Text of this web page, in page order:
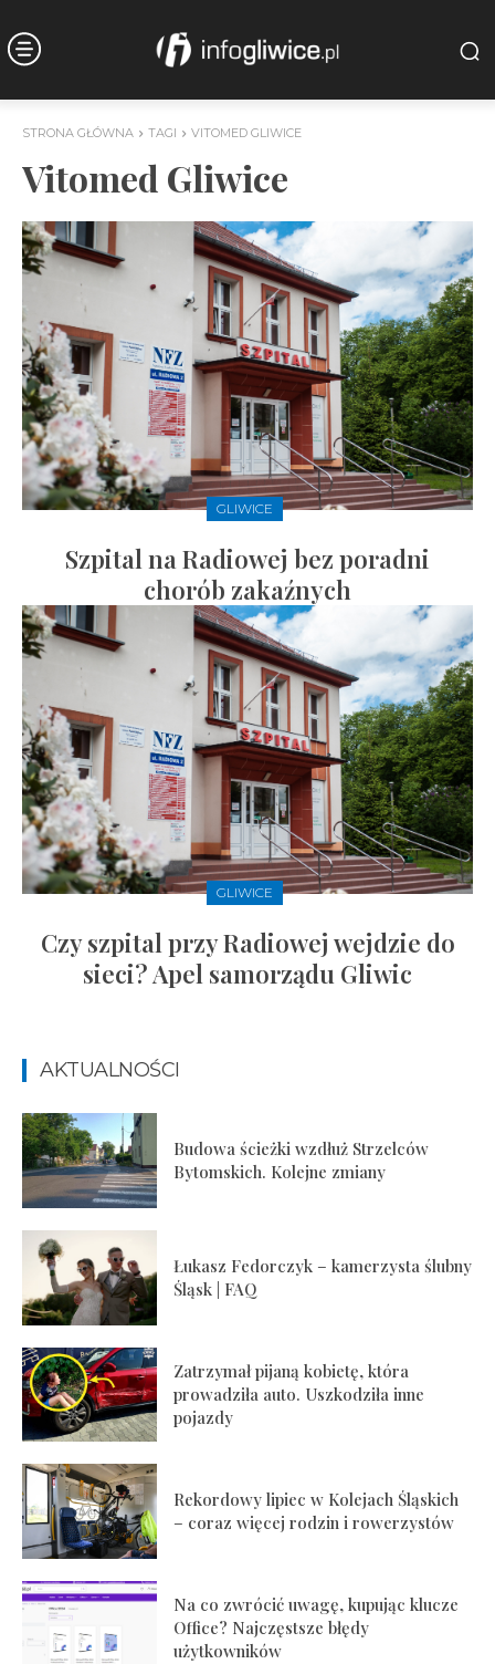
STRONA GŁÓWNA TAGI VITOMED GLIWICE
Vitomed Gliwice
GLIWICE
Szpital na Radiowej bez poradni
chorób zakaźnych
GLIWICE
Czy szpital przy Radiowej wejdzie do
sieci? Apel samorządu Gliwic
AKTUALNOŚCI
Budowa ścieżki wzdłuż Strzelców
Bytomskich. Kolejne zmiany
Łukasz Fedorczyk – kamerzysta ślubny
Śląsk | FAQ
Zatrzymał pijaną kobietę, która
prowadziła auto. Uszkodziła inne
pojazdy
Rekordowy lipiec w Kolejach Śląskich
– coraz więcej rodzin i rowerzystów
Na co zwrócić uwagę, kupując klucze
Office? Najczęstsze błędy
użytkowników